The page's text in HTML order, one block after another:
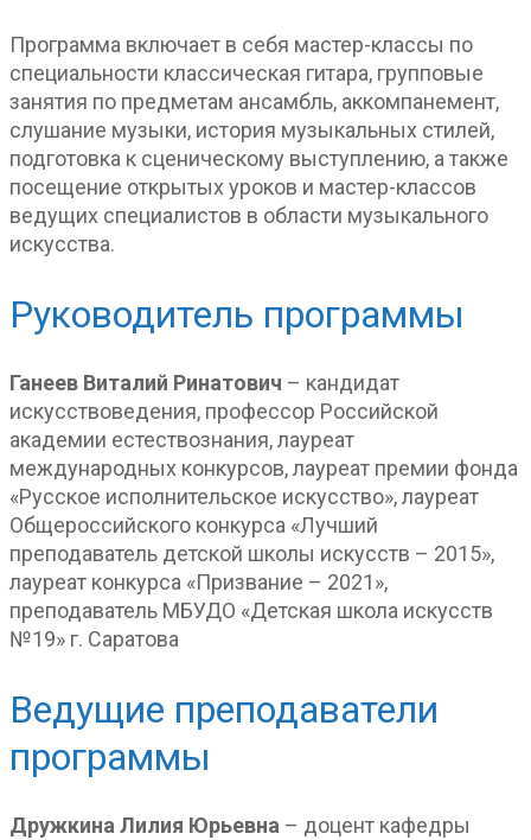
Программа включает в себя мастер-классы по
специальности классическая гитара, групповые
занятия по предметам ансамбль, аккомпанемент,
слушание музыки, история музыкальных стилей,
подготовка к сценическому выступлению, а также
посещение открытых уроков и мастер-классов
ведущих специалистов в области музыкального
искусства.
Руководитель программы
Ганеев Виталий Ринатович – кандидат
искусствоведения, профессор Российской
академии естествознания, лауреат
международных конкурсов, лауреат премии фонда
«Русское исполнительское искусство», лауреат
Общероссийского конкурса «Лучший
преподаватель детской школы искусств – 2015»,
лауреат конкурса «Призвание – 2021»,
преподаватель МБУДО «Детская школа искусств
№19» г. Саратова
Ведущие преподаватели
программы
Дружкина Лилия Юрьевна – доцент кафедры